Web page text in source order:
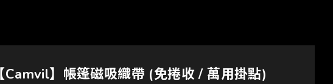
【Camvil】帳篷磁吸織帶 (免捲收 / 萬用掛點)